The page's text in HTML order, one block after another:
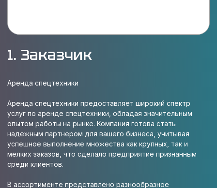
1. Заказчик
Аренда спецтехники
Аренда спецтехники предоставляет широкий спектр
услуг по аренде спецтехники, обладая значительным
опытом работы на рынке. Компания готова стать
надежным партнером для вашего бизнеса, учитывая
успешное выполнение множества как крупных, так и
мелких заказов, что сделало предприятие признанным
среди клиентов.
В ассортименте представлено разнообразное